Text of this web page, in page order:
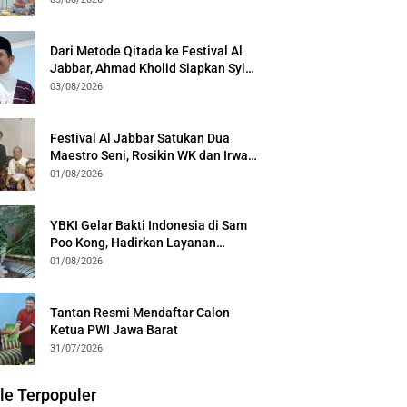
Dari Metode Qitada ke Festival Al
Jabbar, Ahmad Kholid Siapkan Syiar
Al-Qur’an Lewat Nada
03/08/2026
Festival Al Jabbar Satukan Dua
Maestro Seni, Rosikin WK dan Irwan
Guntari Garap Pertunjukan Kolosal
01/08/2026
YBKI Gelar Bakti Indonesia di Sam
Poo Kong, Hadirkan Layanan
Kesehatan Gratis dan Dialog
01/08/2026
Tantan Resmi Mendaftar Calon
Ketua PWI Jawa Barat
31/07/2026
Terpopuler